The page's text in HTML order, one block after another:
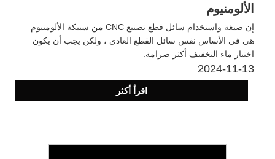
الألومنيوم
إن صيغة واستخدام سائل قطع تصنيع CNC من سبيكة الألومنيوم
هي في الأساس نفس سائل القطع العادي ، ولكن يجب أن يكون
اختيار ماء التخفيف أكثر صرامة.
2024-11-13
اقرأ أكثر